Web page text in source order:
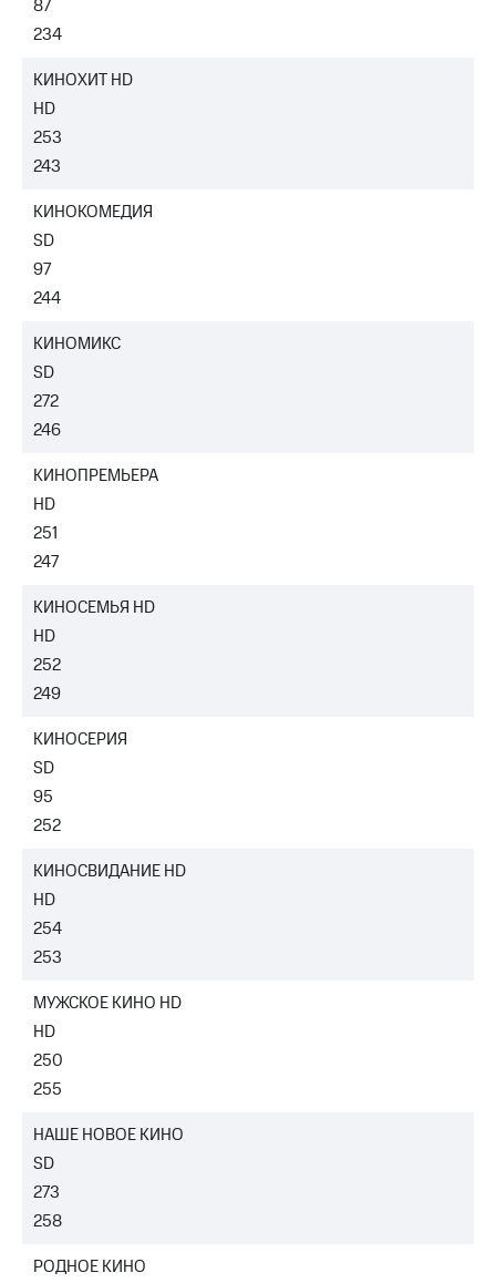
87
234
КИНОХИТ HD
HD
253
243
КИНОКОМЕДИЯ
SD
97
244
КИНОМИКС
SD
272
246
КИНОПРЕМЬЕРА
HD
251
247
КИНОСЕМЬЯ HD
HD
252
249
КИНОСЕРИЯ
SD
95
252
КИНОСВИДАНИЕ HD
HD
254
253
МУЖСКОЕ КИНО HD
HD
250
255
НАШЕ НОВОЕ КИНО
SD
273
258
РОДНОЕ КИНО